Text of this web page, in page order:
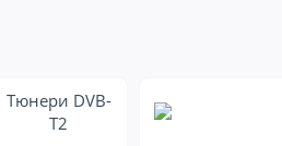
Тюнери DVB-
T2